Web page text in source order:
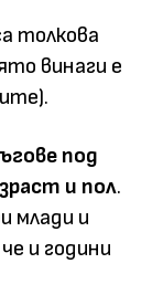
толкова
винаги е
под
и пол.
млади и
и години